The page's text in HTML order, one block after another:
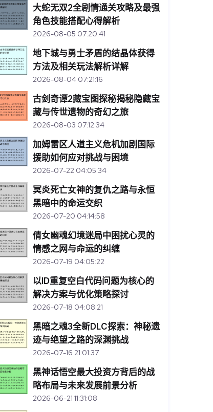
大蛇无双2全剧情通关攻略及最强
角色技能搭配心得解析
2026-08-05 07:20:41
地下城与勇士矛盾的结晶体获得
方法及相关玩法解析详解
2026-08-04 07:21:16
古剑奇谭2藏宝图探秘揭秘隐藏宝
藏与传世遗物的奇幻之旅
2026-08-03 07:12:34
加姆雷区人道主义危机加剧国际
援助如何应对挑战与困境
2026-07-22 04:05:34
冥炎死亡女神的复仇之路与永恒
黑暗中的命运交织
2026-07-20 04:14:58
倩女幽魂幻境迷局中困扰心灵的
情感之网与命运的纠缠
2026-07-19 04:05:22
以ID重复空白代码问题为核心的
解决方案与优化策略探讨
2026-07-18 04:08:21
黑暗之魂3全新DLC探索：神秘遗
迹与绝望之路的深渊挑战
2026-07-16 21:01:37
黑神话悟空最大投资方背后的战
略布局与未来发展前景分析
2026-06-21 11:31:08